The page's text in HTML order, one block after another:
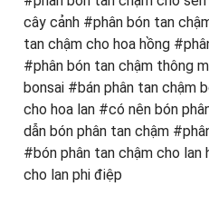
cây cảnh #phân bón tan
tan chậm cho hoa hồng
#phân bón tan chậm thông
bonsai #bán phân tan chậm
cho hoa lan #có nên bón
dẫn bón phân tan chậm
#bón phân tan chậm cho
cho lan phi điệp